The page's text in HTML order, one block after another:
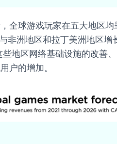
全球游戏玩家在五大地区
非洲地区和拉丁美洲地区
些地区网络基础设施的改善
户的增加。